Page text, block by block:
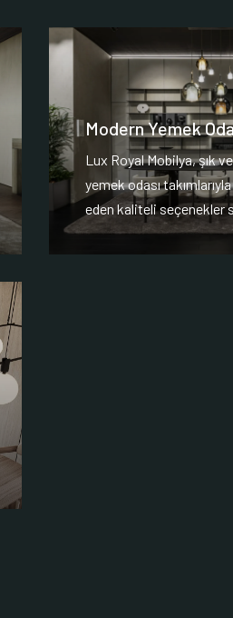
Modern Yemek
Lux Royal Mobilya, şık
yemek odası
eden kaliteli seçenekler